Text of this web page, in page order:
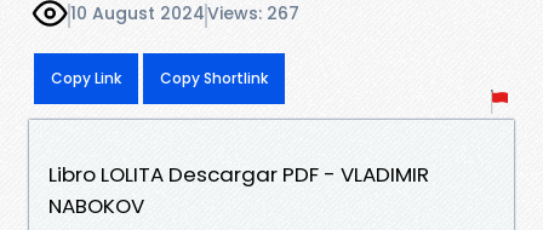
10 August 2024Views: 267
Copy Link Copy Shortlink
Libro LOLITA Descargar PDF - VLADIMIR
NABOKOV